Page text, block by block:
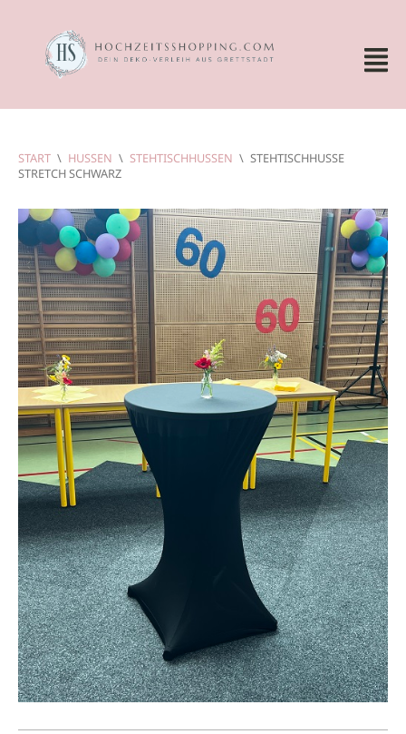
START \ HUSSEN \ STEHTISCHHUSSEN \ STEHTISCHHUSSE
STRETCH SCHWARZ